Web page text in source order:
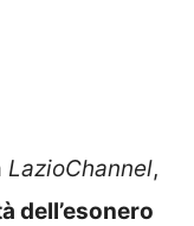
LazioChannel,
dell’esonero